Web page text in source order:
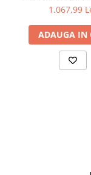
pag)
1.067,99
ADAUGA IN